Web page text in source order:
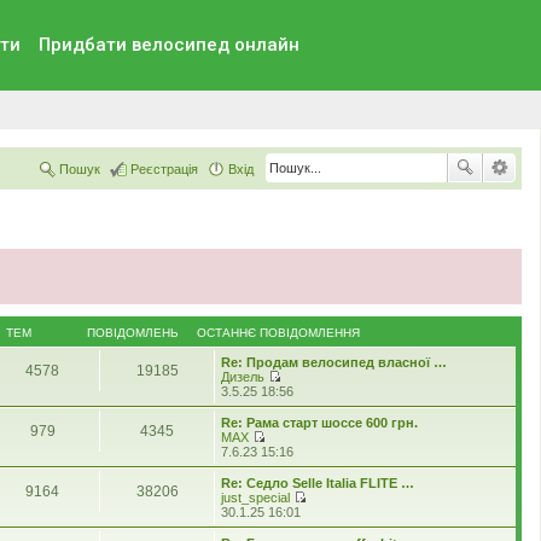
Придбати велосипед онлайн
Вхід
Реєстрація
Пошук
ТЕМ ПОВІДОМЛЕНЬ ОСТАННЄ ПОВІДОМЛЕННЯ
4578 19185
Re: Продам велосипед власної …
Дизель
П
е
р
е
г
л
н
у
т
3.5.25 18:56
979 4345
Re: Рама старт шоссе 600 грн.
MAX
П
е
р
е
г
л
7.6.23 15:16
9164 38206
Re: Седло Selle Italia FLITE …
just_special
е
30.1.25 16:01